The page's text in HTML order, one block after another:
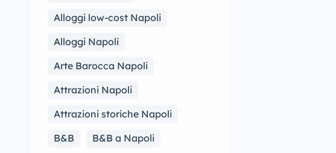
Alloggi low-cost Napoli
Alloggi Napoli
Arte Barocca Napoli
Attrazioni Napoli
Attrazioni storiche Napoli
B&B
B&B a Napoli